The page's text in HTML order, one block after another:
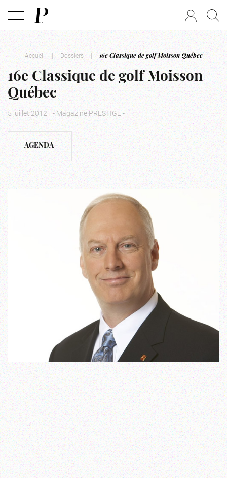
Accueil | Dossiers | 16e Classique de golf Moisson Québec
16e Classique de golf Moisson
Québec
5 juillet 2012 | - Magazine PRESTIGE -
AGENDA